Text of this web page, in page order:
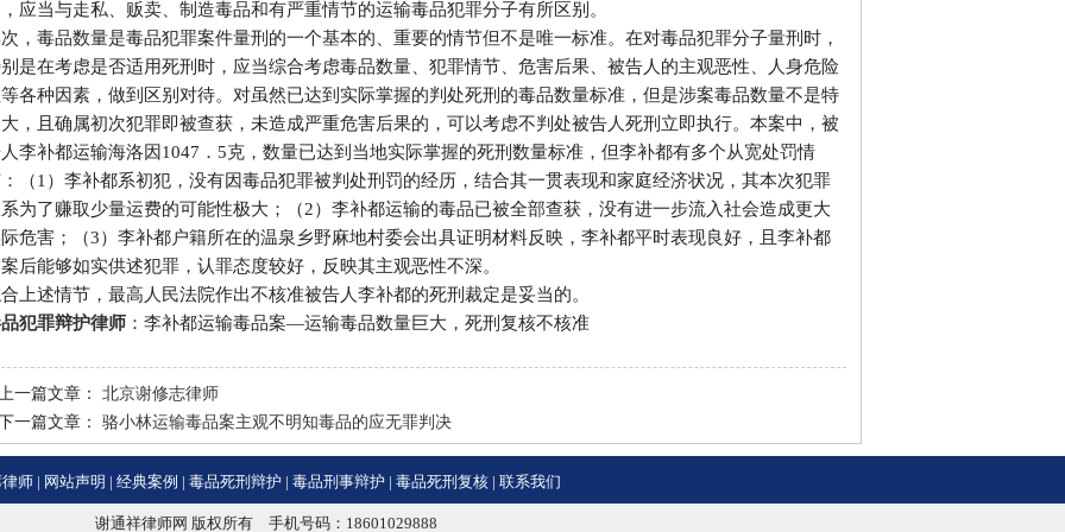
应当与走私、贩卖、制造毒品和有严重情节的运输毒品犯罪分子有所区别。
，毒品数量是毒品犯罪案件量刑的一个基本的、重要的情节但不是唯一标准。在对毒品犯罪分子量刑时，
是在考虑是否适用死刑时，应当综合考虑毒品数量、犯罪情节、危害后果、被告人的主观恶性、人身危险
各种因素，做到区别对待。对虽然已达到实际掌握的判处死刑的毒品数量标准，但是涉案毒品数量不是特
，且确属初次犯罪即被查获，未造成严重危害后果的，可以考虑不判处被告人死刑立即执行。本案中，被
李补都运输海洛因1047．5克，数量已达到当地实际掌握的死刑数量标准，但李补都有多个从宽处罚情
（1）李补都系初犯，没有因毒品犯罪被判处刑罚的经历，结合其一贯表现和家庭经济状况，其本次犯罪
为了赚取少量运费的可能性极大；（2）李补都运输的毒品已被全部查获，没有进一步流入社会造成更大
危害；（3）李补都户籍所在的温泉乡野麻地村委会出具证明材料反映，李补都平时表现良好，且李补都
后能够如实供述犯罪，认罪态度较好，反映其主观恶性不深。
上述情节，最高人民法院作出不核准被告人李补都的死刑裁定是妥当的。
犯罪辩护律师 ：李补都运输毒品案—运输毒品数量巨大，死刑复核不核准
一篇文章： 北京谢修志律师
一篇文章： 骆小林运输毒品案主观不明知毒品的应无罪判决
师 | 网站声明 | 经典案例 | 毒品死刑辩护 | 毒品刑事辩护 | 毒品死刑复核 | 联系我们
谢通祥律师网 版权所有 手机号码：18601029888